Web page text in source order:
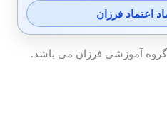
اعتماد فرزان
آموزشی فرزان می باشد.